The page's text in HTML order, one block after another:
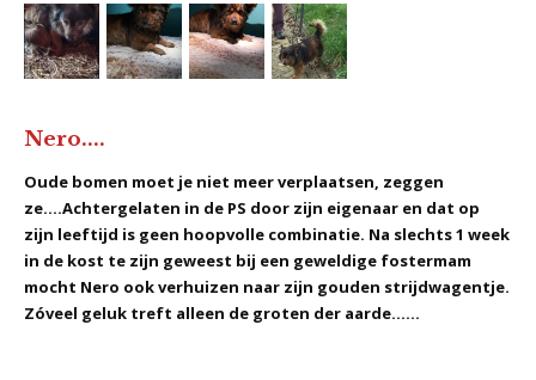
Nero....
Oude bomen moet je niet meer verplaatsen, zeggen
ze....Achtergelaten in de PS door zijn eigenaar en dat op
zijn leeftijd is geen hoopvolle combinatie. Na slechts 1 week
in de kost te zijn geweest bij een geweldige fostermam
mocht Nero ook verhuizen naar zijn gouden strijdwagentje.
Zóveel geluk treft alleen de groten der aarde......